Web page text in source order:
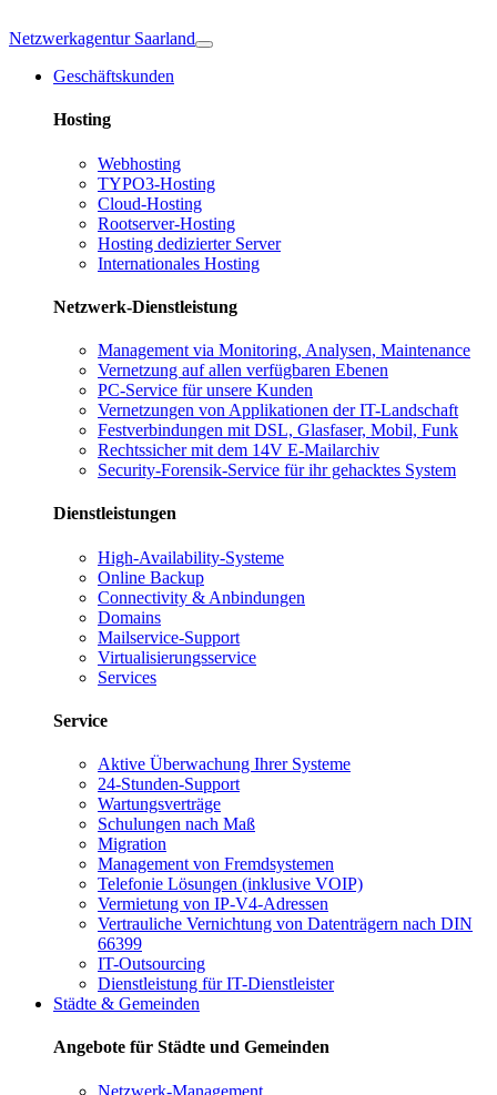
Netzwerkagentur Saarland
Geschäftskunden
Hosting
Webhosting
TYPO3-Hosting
Cloud-Hosting
Rootserver-Hosting
Hosting dedizierter Server
Internationales Hosting
Netzwerk-Dienstleistung
Management via Monitoring, Analysen, Maintenance
Vernetzung auf allen verfügbaren Ebenen
PC-Service für unsere Kunden
Vernetzungen von Applikationen der IT-Landschaft
Festverbindungen mit DSL, Glasfaser, Mobil, Funk
Rechtssicher mit dem 14V E-Mailarchiv
Security-Forensik-Service für ihr gehacktes System
Dienstleistungen
High-Availability-Systeme
Online Backup
Connectivity & Anbindungen
Domains
Mailservice-Support
Virtualisierungsservice
Services
Service
Aktive Überwachung Ihrer Systeme
24-Stunden-Support
Wartungsverträge
Schulungen nach Maß
Migration
Management von Fremdsystemen
Telefonie Lösungen (inklusive VOIP)
Vermietung von IP-V4-Adressen
Vertrauliche Vernichtung von Datenträgern nach DIN
66399
IT-Outsourcing
Dienstleistung für IT-Dienstleister
Städte & Gemeinden
Angebote für Städte und Gemeinden
Netzwerk-Management